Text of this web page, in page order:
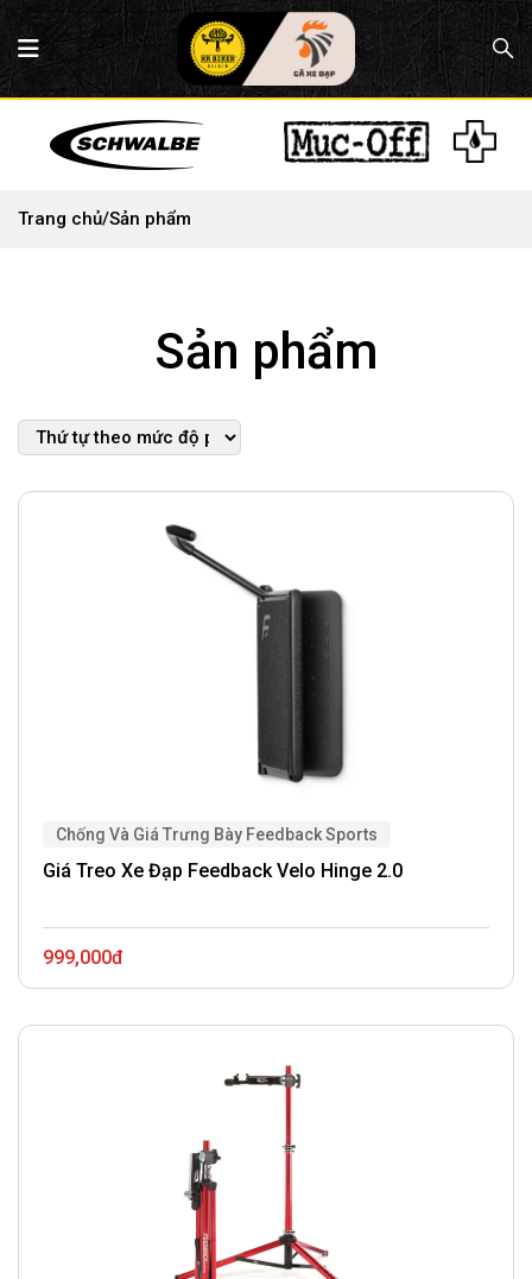
Trang chủ/Sản phẩm
Sản phẩm
Chống Và Giá Trưng Bày Feedback Sports
Giá Treo Xe Đạp Feedback Velo Hinge 2.0
999,000đ